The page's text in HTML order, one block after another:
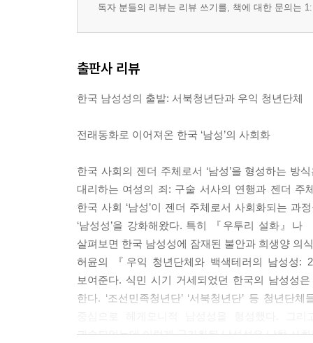
독자 분들의 리뷰는 리뷰 쓰기를, 책에 대한 문의는
출판사 리뷰
한국 남성성의 출발: 서북청년단과 우익 청년단체
전래동화로 이어져온 한국 ‘남성’의 사회화
한국 사회의 젠더 주체로서 ‘남성’을 형성하는 방
대리하는 여성의 죄: 구술 서사의 연행과 젠더 주
한국 사회 ‘남성’이 젠더 주체로서 사회화되는
‘남성성’을 강화해왔다. 특히 『우투리 설화』나
살펴보면 한국 남성성에 잠재된 불안과 희생양 의
허윤의 『우익 청년단체와 백색테러의 남성성:
보여준다. 식민 시기 거세되었던 한국의 남성성
한다. ‘조선민족청년단’ ‘서북청년단’ 등 청년단
귀속되었는데 이렇게 국가화된 남성성은 남한 사